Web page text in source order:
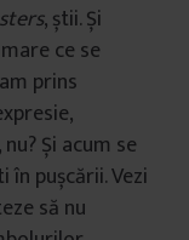
, știi. Și
ce se
prins
Și acum se
pușcării. Vezi
să nu